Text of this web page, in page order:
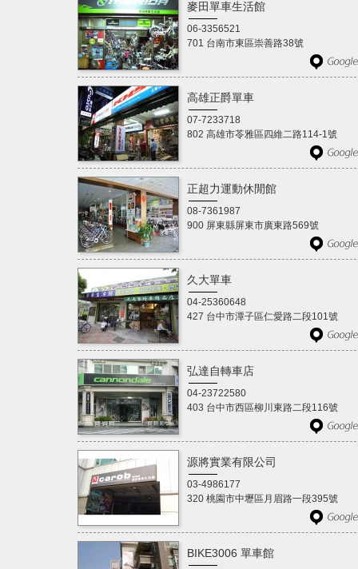
麥田單車生活館
06-3356521
701 台南市東區崇善路38號
高雄正爵單車
07-7233718
802 高雄市苓雅區四維二路114-1號
正超力運動休閒館
08-7361987
900 屏東縣屏東市廣東路569號
久大單車
04-25360648
427 台中市潭子區仁愛路二段101號
弘達自轉車店
04-23722580
403 台中市西區柳川東路二段116號
源將實業有限公司
03-4986177
320 桃園市中壢區月眉路一段395號
BIKE3006 單車館